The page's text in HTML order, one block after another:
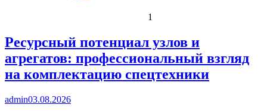
1
Ресурсный потенциал узлов и
агрегатов: профессиональный взгляд
на комплектацию спецтехники
admin03.08.2026